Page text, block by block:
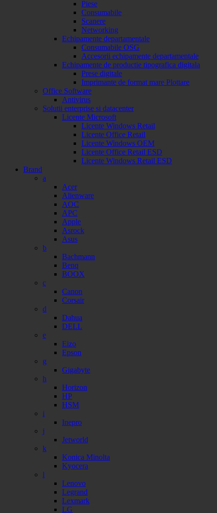
Piese
Consumabile
Scanere
Networking
Echipamente departamentale
Consumabile OSG
Accesorii echipamente departamentale
Echipamente de productie tipografica digitala
Prese digitale
Imprimante de format mare Plottare
Office Software
Antivirus
Solutii enterprise si datacenter
Licente Microsoft
Licente Windows Retail
Licente Office Retail
Licente Windows OEM
Licente Office Retail ESD
Licente Windows Retail ESD
Brand
a
Acer
Alienware
AOC
APC
Apple
Asrock
Asus
b
Bachmann
Benq
BOOX
c
Canon
Corsair
d
Dahua
DELL
e
Eizo
Epson
g
Gigabyte
h
Horizon
HP
HSM
i
Inepro
j
Jetworld
k
Konica Minolta
Kyocera
l
Lenovo
Legrand
Lexmark
LG